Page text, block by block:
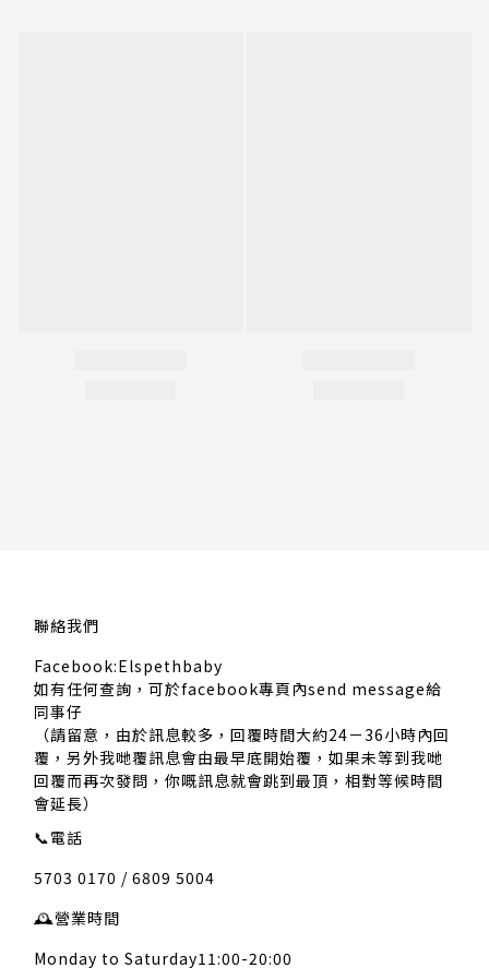
聯絡我們
Facebook:Elspethbaby
如有任何查詢，可於facebook專頁內send message給
同事仔
（請留意，由於訊息較多，回覆時間大約24－36小時內回
覆，另外我哋覆訊息會由最早底開始覆，如果未等到我哋
回覆而再次發問，你嘅訊息就會跳到最頂，相對等候時間
會延長）
📞電話
5703 0170 / 6809 5004
🕰️營業時間
Monday to Saturday11:00-20:00